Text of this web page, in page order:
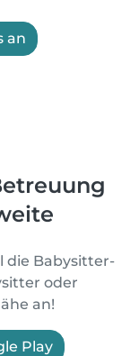
an
die Babysitter-
oder
an!
Play